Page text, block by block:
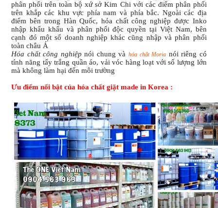
phân phối trên toàn bộ xứ sở Kim Chi với các điểm phân phối
trên khắp các khu vực phía nam và phía bắc. Ngoài các địa
điểm bên trong Hàn Quốc, hóa chất công nghiệp được Inko
nhập khẩu khẩu và phân phối độc quyền tại Việt Nam, bên
cạnh đó một số doanh nghiệp khác cũng nhập và phân phối
toàn châu Á
Hóa chất công nghiệp nói chung vàhóa chất Moria nói riêng có
tính năng tẩy trắng quần áo, vải vóc hàng loạt với số lượng lớn
mà không làm hại đến môi trường
Ưu điểm nổi bật của hóa chất giặt made in Korea :